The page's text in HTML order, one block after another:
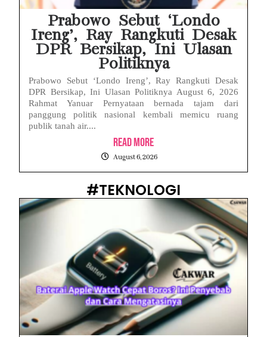
Prabowo Sebut ‘Londo
Ireng’, Ray Rangkuti Desak
DPR Bersikap, Ini Ulasan
Politiknya
Prabowo Sebut ‘Londo Ireng’, Ray Rangkuti Desak
DPR Bersikap, Ini Ulasan Politiknya August 6, 2026
Rahmat Yanuar Pernyataan bernada tajam dari
panggung politik nasional kembali memicu ruang
publik tanah air....
Read More
August 6, 2026
#TEKNOLOGI